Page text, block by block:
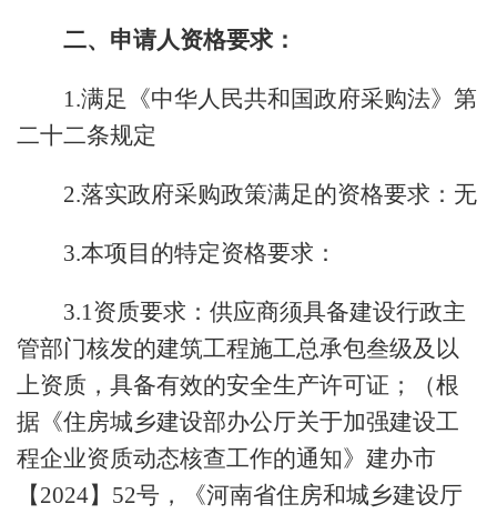
二、申请人资格要求：
1.满足《中华人民共和国政府采购法》第
二十二条规定
2.落实政府采购政策满足的资格要求：无
3.本项目的特定资格要求：
3.1资质要求：供应商须具备建设行政主
管部门核发的建筑工程施工总承包叁级及以
上资质，具备有效的安全生产许可证；（根
据《住房城乡建设部办公厅关于加强建设工
程企业资质动态核查工作的通知》建办市
【2024】52号，《河南省住房和城乡建设厅